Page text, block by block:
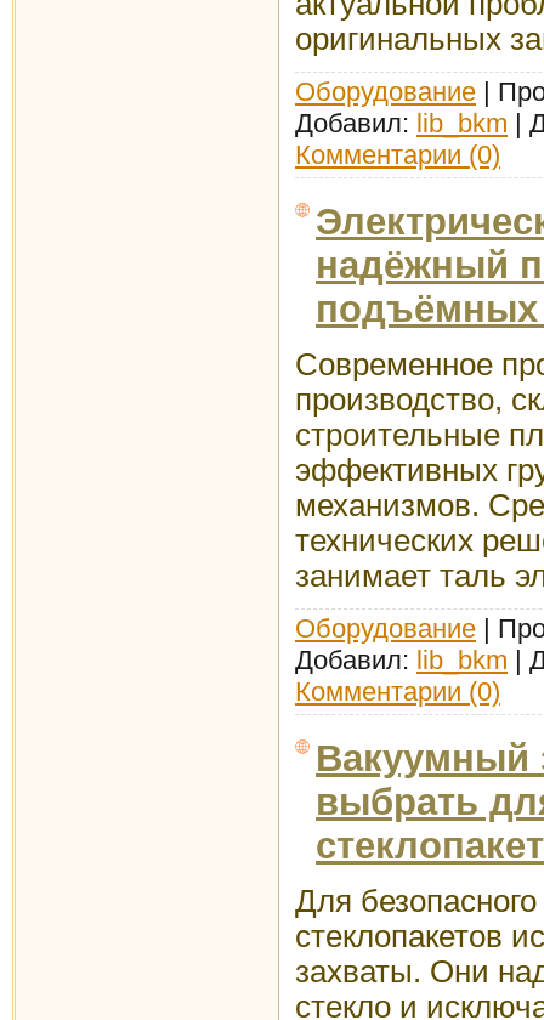
оригинальных
Оборудование |
Добавил: lib_bkm |
Комментарии (0)
надёжный
подъёмных
Современное
производство,
строительные
эффективных
механизмов.
технических
занимает таль
Оборудование |
Добавил: lib_bkm |
Комментарии (0)
Вакуумный
выбрать
Для
стеклопакетов
захваты. Они
стекло и